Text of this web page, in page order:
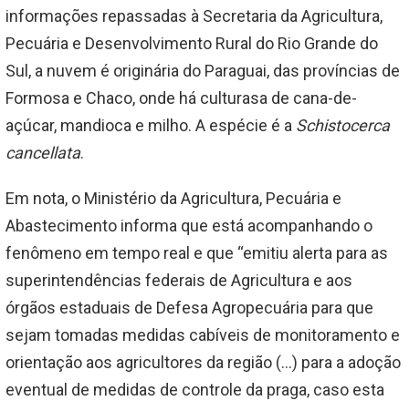
informações repassadas à Secretaria da Agricultura,
Pecuária e Desenvolvimento Rural do Rio Grande do
Sul, a nuvem é originária do Paraguai, das províncias de
Formosa e Chaco, onde há culturasa de cana-de-
açúcar, mandioca e milho. A espécie é a Schistocerca
cancellata.
Em nota, o Ministério da Agricultura, Pecuária e
Abastecimento informa que está acompanhando o
fenômeno em tempo real e que “emitiu alerta para as
superintendências federais de Agricultura e aos
órgãos estaduais de Defesa Agropecuária para que
sejam tomadas medidas cabíveis de monitoramento e
orientação aos agricultores da região (…) para a adoção
eventual de medidas de controle da praga, caso esta